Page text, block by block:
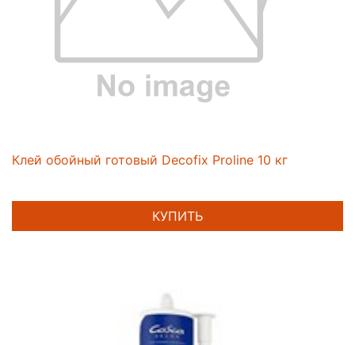
Клей обойный готовый Decofix Proline 10 кг
КУПИТЬ